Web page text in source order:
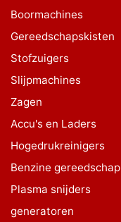
Boormachines
Gereedschapskisten
Stofzuigers
Slijpmachines
Zagen
Accu's en Laders
Hogedrukreinigers
Benzine gereedschap
Plasma snijders
generatoren